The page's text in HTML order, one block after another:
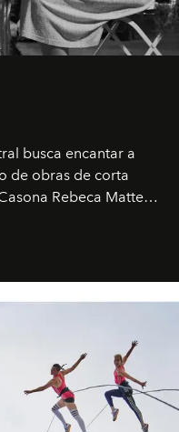
busca encantar a
de obras de corta
Rebeca Matte
son limpias; ponen el